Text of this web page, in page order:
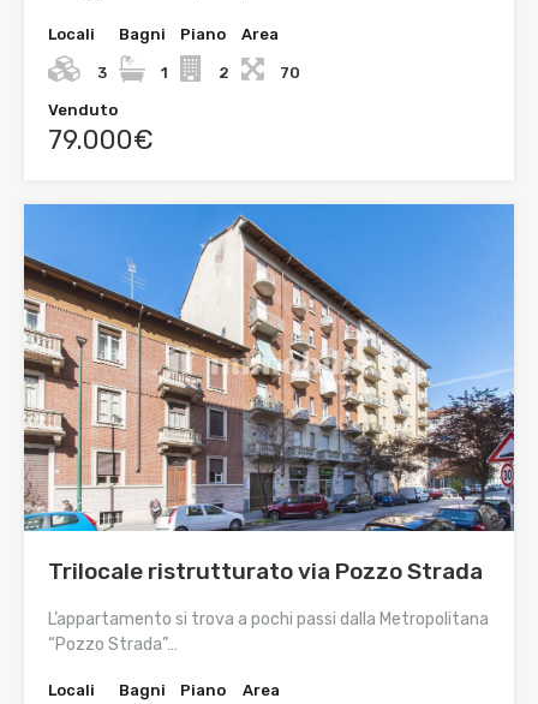
Locali
3
Bagni
1
Piano
2
Area
70
Venduto
79.000€
Trilocale ristrutturato via Pozzo Strada
L’appartamento si trova a pochi passi dalla Metropolitana
“Pozzo Strada”…
Locali Bagni Piano Area